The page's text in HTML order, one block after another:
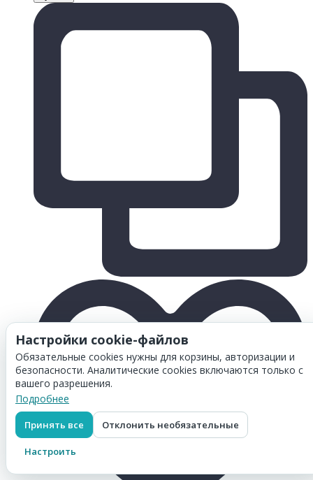
Настройки cookie-файлов
Обязательные cookies нужны для корзины, авторизации и
безопасности. Аналитические cookies включаются только с
вашего разрешения.
Подробнее
Принять все Отклонить необязательные
Настроить